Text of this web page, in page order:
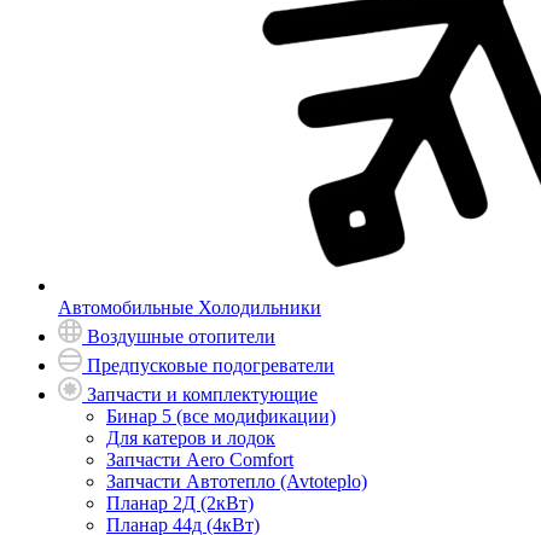
Автомобильные Холодильники
Воздушные отопители
Предпусковые подогреватели
Запчасти и комплектующие
Бинар 5 (все модификации)
Для катеров и лодок
Запчасти Aero Comfort
Запчасти Автотепло (Avtoteplo)
Планар 2Д (2кВт)
Планар 44д (4кВт)